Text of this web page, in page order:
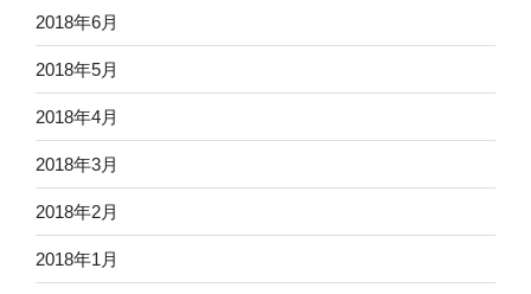
2018年6月
2018年5月
2018年4月
2018年3月
2018年2月
2018年1月